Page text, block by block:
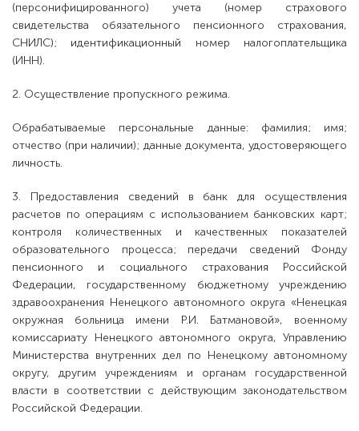
(персонифицированного) учета (номер страхового
свидетельства обязательного пенсионного страхования,
СНИЛС); идентификационный номер налогоплательщика
(ИНН).
2. Осуществление пропускного режима.
Обрабатываемые персональные данные: фамилия; имя;
отчество (при наличии); данные документа, удостоверяющего
личность.
3. Предоставления сведений в банк для осуществления
расчетов по операциям с использованием банковских карт;
контроля количественных и качественных показателей
образовательного процесса; передачи сведений Фонду
пенсионного и социального страхования Российской
Федерации, государственному бюджетному учреждению
здравоохранения Ненецкого автономного округа «Ненецкая
окружная больница имени Р.И. Батмановой», военному
комиссариату Ненецкого автономного округа, Управлению
Министерства внутренних дел по Ненецкому автономному
округу, другим учреждениям и органам государственной
власти в соответствии с действующим законодательством
Российской Федерации.